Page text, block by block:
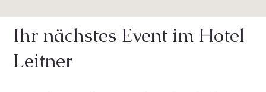
Ihr nächstes Event im Hotel
Leitner